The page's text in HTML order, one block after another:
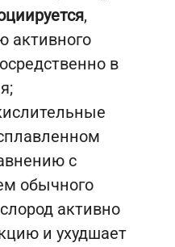
,
активного
в
с
обычного
активно
и ухудшает